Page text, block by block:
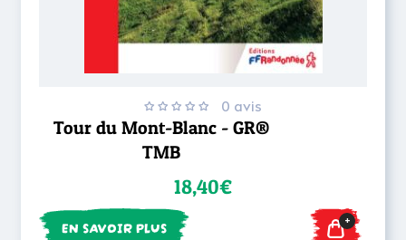
0 avis
Tour du Mont-Blanc - GR®
TMB
18,40€
EN SAVOIR PLUS +